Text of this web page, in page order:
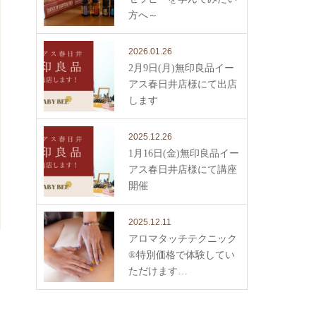
方へ～
2026.01.26
2月9日(月)無印良品イー
アス春日井店様にて出店
します
2025.12.26
1月16日(金)無印良品イー
アス春日井店様にて講座
開催
2025.12.11
アロマタッチテクニック
®︎特別価格で体験してい
ただけます…